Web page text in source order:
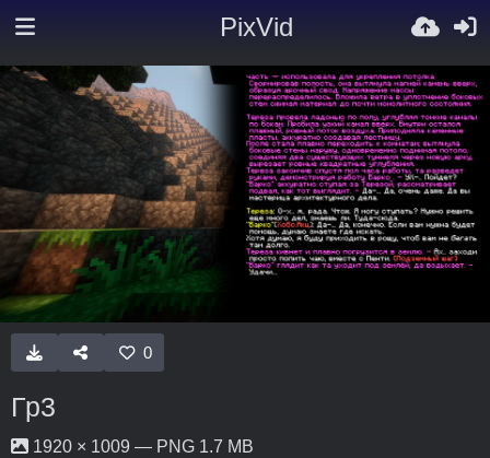
PixVid
0
Гр3
1920 × 1009 — PNG 1.7 MB